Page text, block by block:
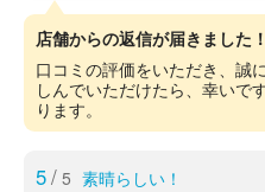
店舗からの返信が届きました！
口コミの評価をいただき、誠
しんでいただけたら、幸いで
ります。
5/ 5 素晴らしい！